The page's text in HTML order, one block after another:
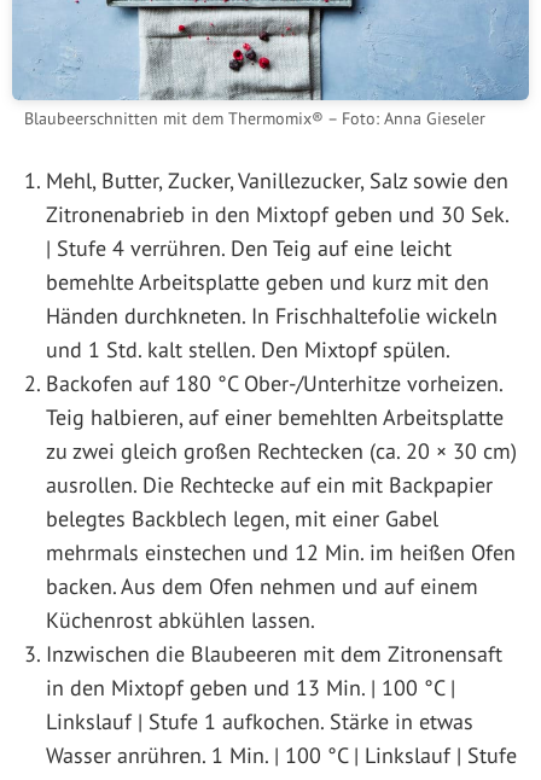
Blaubeerschnitten mit dem Thermomix® – Foto: Anna Gieseler
Mehl, Butter, Zucker, Vanillezucker, Salz sowie den
Zitronenabrieb in den Mixtopf geben und 30 Sek.
| Stufe 4 verrühren. Den Teig auf eine leicht
bemehlte Arbeitsplatte geben und kurz mit den
Händen durchkneten. In Frischhaltefolie wickeln
und 1 Std. kalt stellen. Den Mixtopf spülen.
Backofen auf 180 °C Ober-/Unterhitze vorheizen.
Teig halbieren, auf einer bemehlten Arbeitsplatte
zu zwei gleich großen Rechtecken (ca. 20 × 30 cm)
ausrollen. Die Rechtecke auf ein mit Backpapier
belegtes Backblech legen, mit einer Gabel
mehrmals einstechen und 12 Min. im heißen Ofen
backen. Aus dem Ofen nehmen und auf einem
Küchenrost abkühlen lassen.
Inzwischen die Blaubeeren mit dem Zitronensaft
in den Mixtopf geben und 13 Min. | 100 °C |
Linkslauf | Stufe 1 aufkochen. Stärke in etwas
Wasser anrühren. 1 Min. | 100 °C | Linkslauf | Stufe